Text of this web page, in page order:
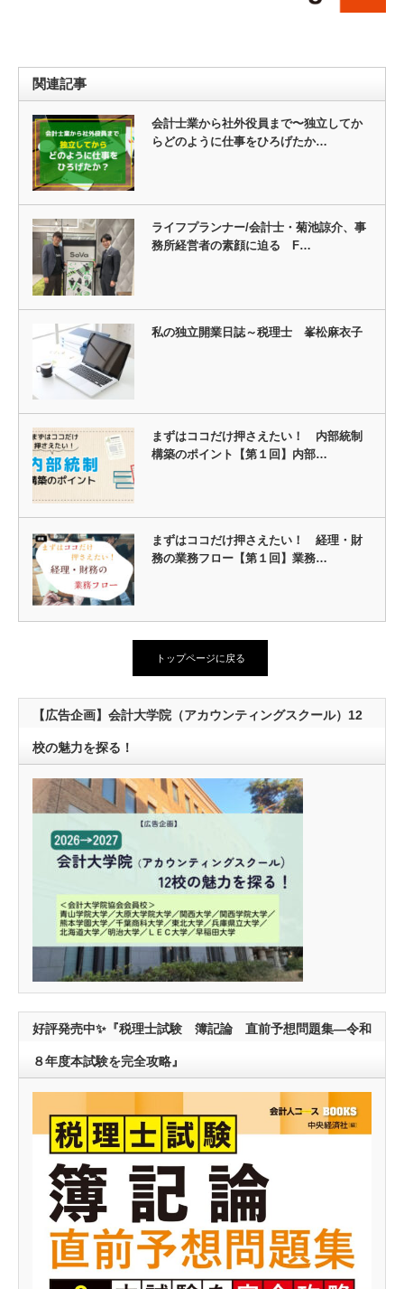
関連記事
会計士業から社外役員まで〜独立してか
らどのように仕事をひろげたか…
ライフプランナー/会計士・菊池諒介、事
務所経営者の素顔に迫る F…
私の独立開業日誌～税理士 峯松麻衣子
まずはココだけ押さえたい！ 内部統制
構築のポイント【第１回】内部…
まずはココだけ押さえたい！ 経理・財
務の業務フロー【第１回】業務…
トップページに戻る
【広告企画】会計大学院（アカウンティングスクール）12
校の魅力を探る！
好評発売中✨『税理士試験 簿記論 直前予想問題集―令和
８年度本試験を完全攻略』